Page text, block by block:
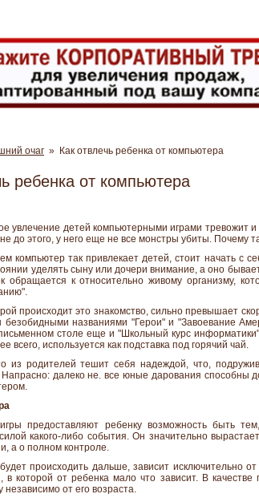
очаг » Как отвлечь ребенка от компьютера
ребенка от компьютера
увлечение детей компьютерными играми тревожит
до этого, у него еще не все монстры убиты. Почему
компьютер так привлекает детей, стоит начать
уделять сыну или дочери внимание, а оно
обращается к относительно живому организму,
происходит это знакомство, сильно превышает
названиями "Герои" и "Завоевание
столе еще и "Школьный курс
всего, используется как подставка под горячий чай.
из родителей тешит себя надеждой, что,
далеко не. все юные дарования способны
предоставляют ребенку возможность быть
какого-либо события. Он значительно
а о полном контроле.
происходить дальше, зависит исключительно
в которой от ребенка мало что зависит. В
независимо от его возраста.